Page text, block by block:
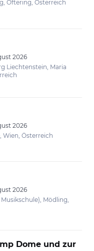
Oftering, Österreich
2026
Liechtenstein, Maria
2026
Wien, Österreich
2026
Mödling,
Dome und zur